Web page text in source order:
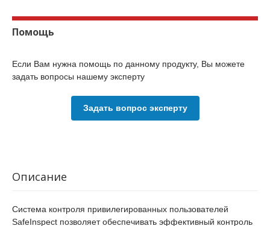
Помощь
Если Вам нужна помощь по данному продукту, Вы можете
задать вопросы нашему эксперту
Задать вопрос эксперту
Описание
Система контроля привилегированных пользователей
SafeInspect позволяет обеспечивать эффективный контроль